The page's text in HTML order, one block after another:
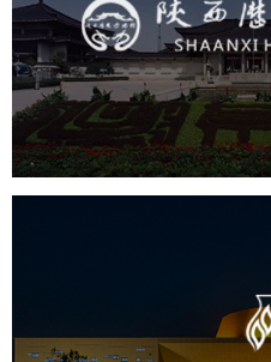
文化艺术 博物馆 智
景区
淄博市